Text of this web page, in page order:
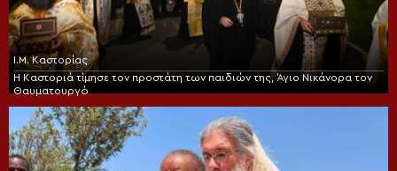
Ι.Μ. Καστορίας
Η Καστοριά τίμησε τον προστάτη των παιδιών της, Άγιο Νικάνορα τον
Θαυματουργό